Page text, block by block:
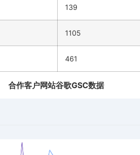
139
1105
461
合作客户网站谷歌GSC数据